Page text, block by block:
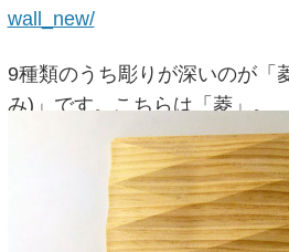
wall_new/
9種類のうち彫りが深いのが「
み)」です。こちらは「菱」。